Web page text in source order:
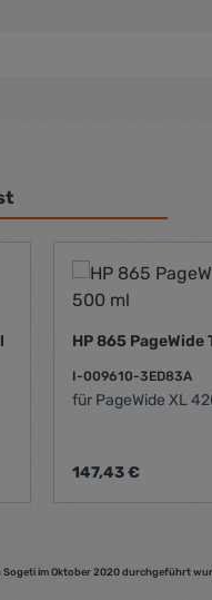
HP 865
I-009610-3ED83A
Regulärer Preis:
147,43 €
Sogeti im Oktober 2020 durchgeführt